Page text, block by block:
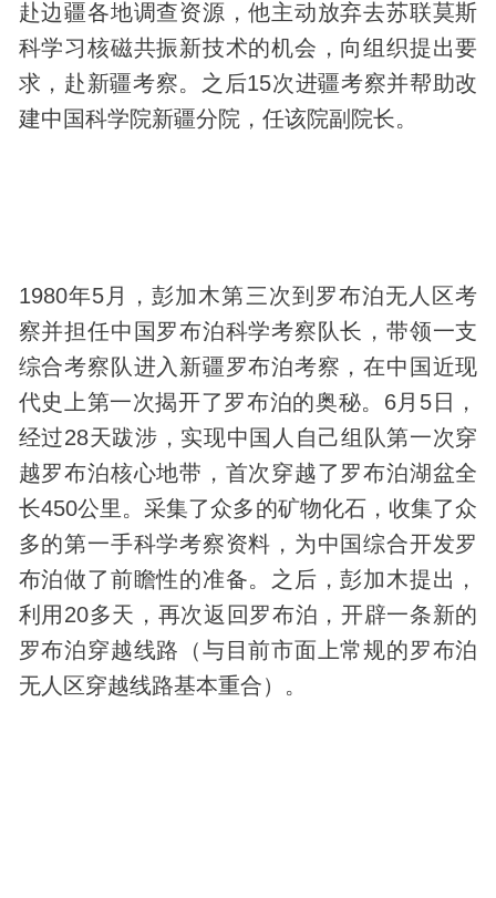
赴边疆各地调查资源，他主动放弃去苏联莫斯
科学习核磁共振新技术的机会，向组织提出要
求，赴新疆考察。之后15次进疆考察并帮助改
建中国科学院新疆分院，任该院副院长。
1980年5月，彭加木第三次到罗布泊无人区考
察并担任中国罗布泊科学考察队长，带领一支
综合考察队进入新疆罗布泊考察，在中国近现
代史上第一次揭开了罗布泊的奥秘。6月5日，
经过28天跋涉，实现中国人自己组队第一次穿
越罗布泊核心地带，首次穿越了罗布泊湖盆全
长450公里。采集了众多的矿物化石，收集了众
多的第一手科学考察资料，为中国综合开发罗
布泊做了前瞻性的准备。之后，彭加木提出，
利用20多天，再次返回罗布泊，开辟一条新的
罗布泊穿越线路（与目前市面上常规的罗布泊
无人区穿越线路基本重合）。